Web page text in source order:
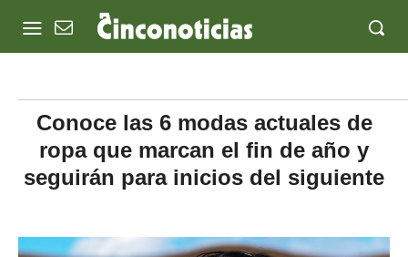
Conoce las 6 modas actuales de
ropa que marcan el fin de año y
seguirán para inicios del siguiente